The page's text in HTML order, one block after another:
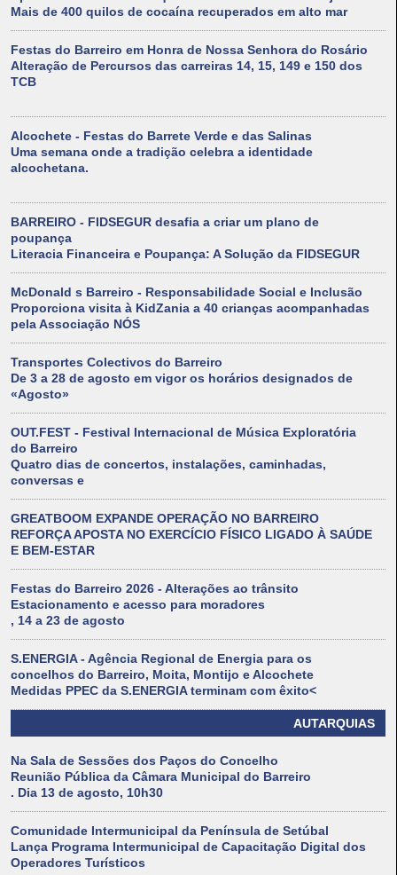
Mais de 400 quilos de cocaína recuperados em alto mar
Festas do Barreiro em Honra de Nossa Senhora do Rosário
Alteração de Percursos das carreiras 14, 15, 149 e 150 dos
TCB
Alcochete - Festas do Barrete Verde e das Salinas
Uma semana onde a tradição celebra a identidade
alcochetana.
BARREIRO - FIDSEGUR desafia a criar um plano de
poupança
Literacia Financeira e Poupança: A Solução da FIDSEGUR
McDonald s Barreiro - Responsabilidade Social e Inclusão
Proporciona visita à KidZania a 40 crianças acompanhadas
pela Associação NÓS
Transportes Colectivos do Barreiro
De 3 a 28 de agosto em vigor os horários designados de
«Agosto»
OUT.FEST - Festival Internacional de Música Exploratória
do Barreiro
Quatro dias de concertos, instalações, caminhadas,
conversas e
GREATBOOM EXPANDE OPERAÇÃO NO BARREIRO
REFORÇA APOSTA NO EXERCÍCIO FÍSICO LIGADO À SAÚDE
E BEM-ESTAR
Festas do Barreiro 2026 - Alterações ao trânsito
Estacionamento e acesso para moradores
, 14 a 23 de agosto
S.ENERGIA - Agência Regional de Energia para os
concelhos do Barreiro, Moita, Montijo e Alcochete
Medidas PPEC da S.ENERGIA terminam com êxito<
AUTARQUIAS
Na Sala de Sessões dos Paços do Concelho
Reunião Pública da Câmara Municipal do Barreiro
. Dia 13 de agosto, 10h30
Comunidade Intermunicipal da Península de Setúbal
Lança Programa Intermunicipal de Capacitação Digital dos
Operadores Turísticos